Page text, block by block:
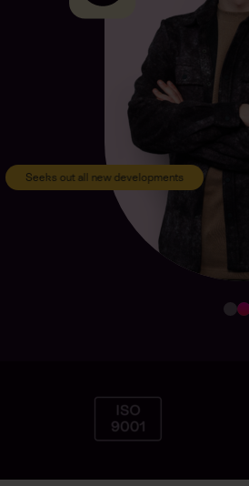
Seeks out all new developments